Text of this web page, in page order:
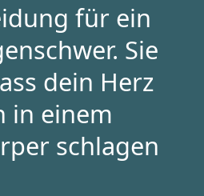
für ein
Sie
dein Herz
in einem
schlagen